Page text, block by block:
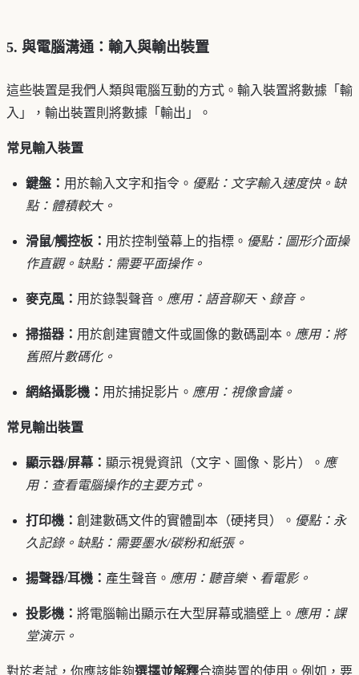
5. 與電腦溝通：輸入與輸出裝置
這些裝置是我們人類與電腦互動的方式。輸入裝置將數據「輸
入」，輸出裝置則將數據「輸出」。
常見輸入裝置
鍵盤： 用於輸入文字和指令。 優點：文字輸入速度快。缺
點：體積較大。
滑鼠/觸控板： 用於控制螢幕上的指標。 優點：圖形介面操
作直觀。缺點：需要平面操作。
麥克風： 用於錄製聲音。 應用：語音聊天、錄音。
掃描器： 用於創建實體文件或圖像的數碼副本。 應用：將
舊照片數碼化。
網絡攝影機： 用於捕捉影片。 應用：視像會議。
常見輸出裝置
顯示器/屏幕： 顯示視覺資訊（文字、圖像、影片）。 應
用：查看電腦操作的主要方式。
打印機： 創建數碼文件的實體副本（硬拷貝）。 優點：永
久記錄。缺點：需要墨水/碳粉和紙張。
揚聲器/耳機： 產生聲音。 應用：聽音樂、看電影。
投影機： 將電腦輸出顯示在大型屏幕或牆壁上。 應用：課
堂演示。
對於考試，你應該能夠選擇並解釋合適裝置的使用。例如，要